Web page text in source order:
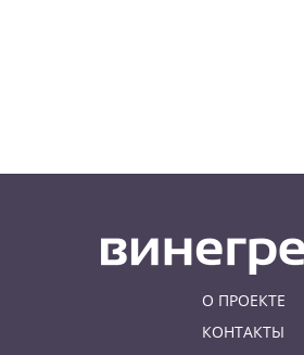
О ПРОЕКТЕ
КОНТАКТЫ